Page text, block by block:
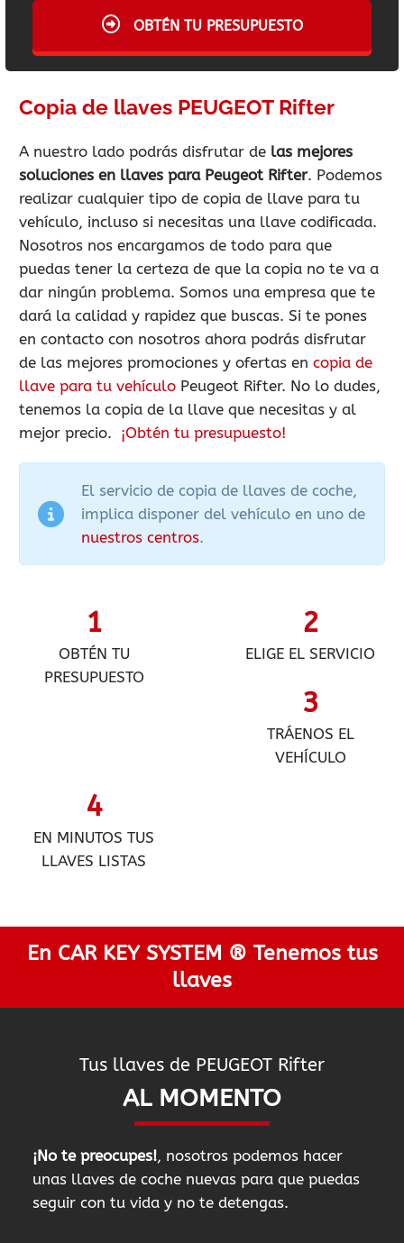
OBTÉN TU PRESUPUESTO
Copia de llaves PEUGEOT Rifter
A nuestro lado podrás disfrutar de las mejores
soluciones en llaves para Peugeot Rifter. Podemos
realizar cualquier tipo de copia de llave para tu
vehículo, incluso si necesitas una llave codificada.
Nosotros nos encargamos de todo para que
puedas tener la certeza de que la copia no te va a
dar ningún problema. Somos una empresa que te
dará la calidad y rapidez que buscas. Si te pones
en contacto con nosotros ahora podrás disfrutar
de las mejores promociones y ofertas en copia de
llave para tu vehículo Peugeot Rifter. No lo dudes,
tenemos la copia de la llave que necesitas y al
mejor precio. ¡Obtén tu presupuesto!
El servicio de copia de llaves de coche,
implica disponer del vehículo en uno de
nuestros centros.
1
OBTÉN TU
PRESUPUESTO
2
ELIGE EL SERVICIO
3
TRÁENOS EL
VEHÍCULO
4
EN MINUTOS TUS
LLAVES LISTAS
En CAR KEY SYSTEM ® Tenemos tus
llaves
Tus llaves de PEUGEOT Rifter
AL MOMENTO
¡No te preocupes!, nosotros podemos hacer
unas llaves de coche nuevas para que puedas
seguir con tu vida y no te detengas.